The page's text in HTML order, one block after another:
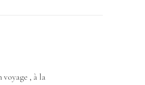
, à la